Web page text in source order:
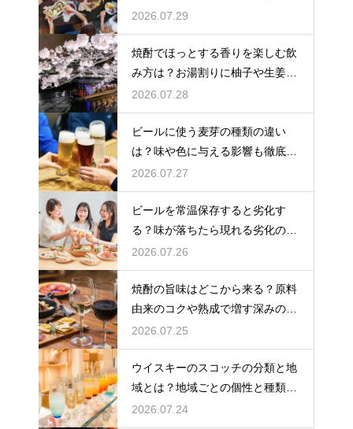
覚の感じ方を解説
2026.07.29
焼酎でほっとする香りを楽しむ飲
み方は？お湯割りに柚子や生姜を
加えてリラックス効果を実感
2026.07.28
ビールに使う麦芽の種類の違い
は？味や色に与える影響も徹底解
説
2026.07.27
ビールを常温保存すると劣化す
る？味が落ちたら現れる劣化のサ
インを解説
2026.07.26
焼酎の旨味はどこから来る？原料
由来のコクや熟成で増す深みの秘
密を解説
2026.07.25
ウイスキーのスコッチの分類と地
域とは？地域ごとの個性と種類を
解説
2026.07.24